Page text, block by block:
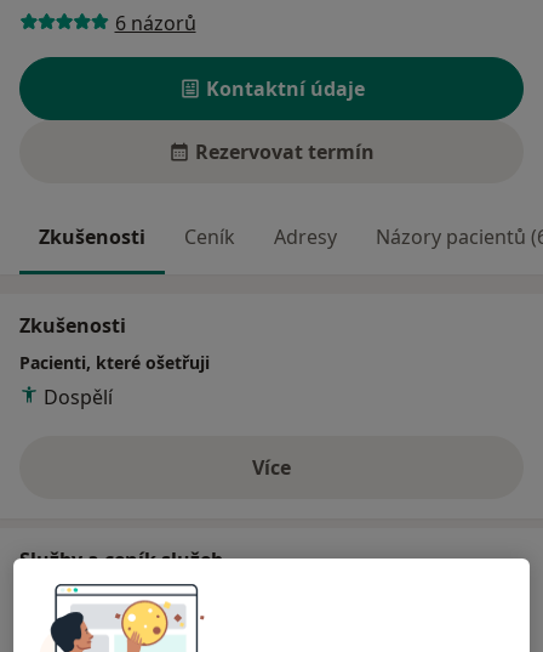
6 názorů
Kontaktní údaje
Rezervovat termín
Zkušenosti Ceník Adresy Názory pacientů
Zkušenosti
Pacienti, které ošetřuji
Dospělí
Víceo zkušenostech
Služby a ceník služeb
Artroskopie
Detaily